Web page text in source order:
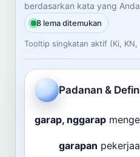
Masukkan kata Jawa
Dashboard Pencarian
berdasarkan kata yang
8 lema ditemukan
Tooltip singkatan aktif (Ki,
Padanan &
garap, nggarap
garapan